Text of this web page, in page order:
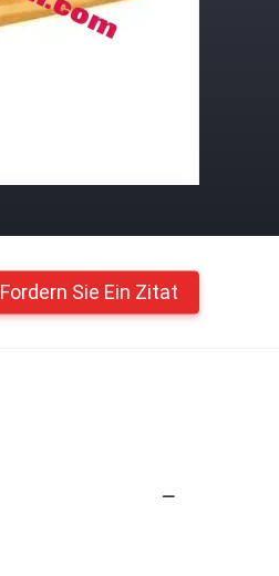
Fordern Sie Ein Zitat